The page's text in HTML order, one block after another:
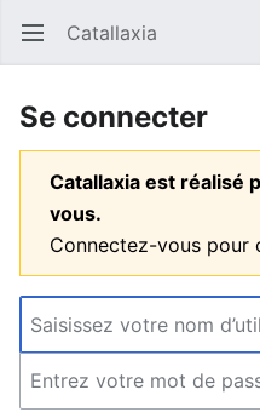
Ouvrir le menu principal Catallaxia
Se connecter
Catallaxia est réalisé
vous.
Connectez-vous pour